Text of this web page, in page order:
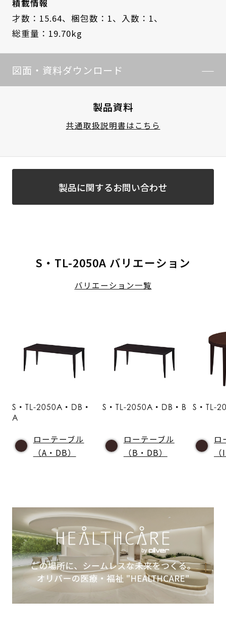
積載情報
才数：15.64、 梱包数：1、 入数：1、
総重量：19.70kg
図面・資料ダウンロード
製品資料
共通取扱説明書はこちら
製品に関するお問い合わせ
S・TL-2050A バリエーション
バリエーション一覧
S・TL-2050A・DB・
A
ローテーブル
（A・DB）
S・TL-2050A・DB・B
ローテーブル
（B・DB）
S・TL-
ロ